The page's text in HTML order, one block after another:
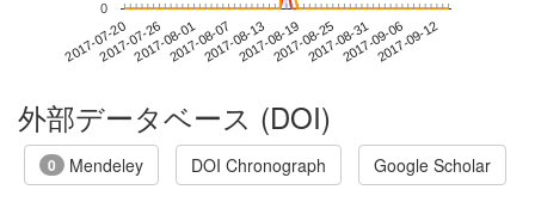
2017-07-202017-07-262017-08-012017-08-072017-08-132017-08-192017-08-252017-08-312017-09-062017-09-12
0
外部データベース (DOI)
0 Mendeley DOI Chronograph Google Scholar